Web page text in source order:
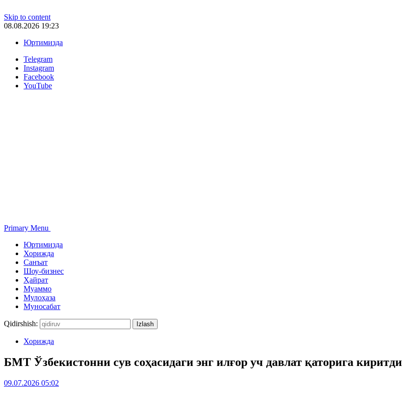
Skip to content
08.08.2026 19:23
Юртимизда
Telegram
Instagram
Facebook
YouTube
Primary Menu
Юртимизда
Хорижда
Санъат
Шоу-бизнес
Ҳайрат
Муаммо
Мулоҳаза
Муносабат
Qidirshish:
Хорижда
БМТ Ўзбекистонни сув соҳасидаги энг илғор уч давлат қаторига киритди
09.07.2026 05:02